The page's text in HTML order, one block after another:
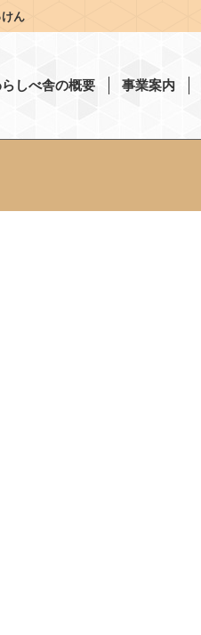
ん
しべ舎の概要 事業案内